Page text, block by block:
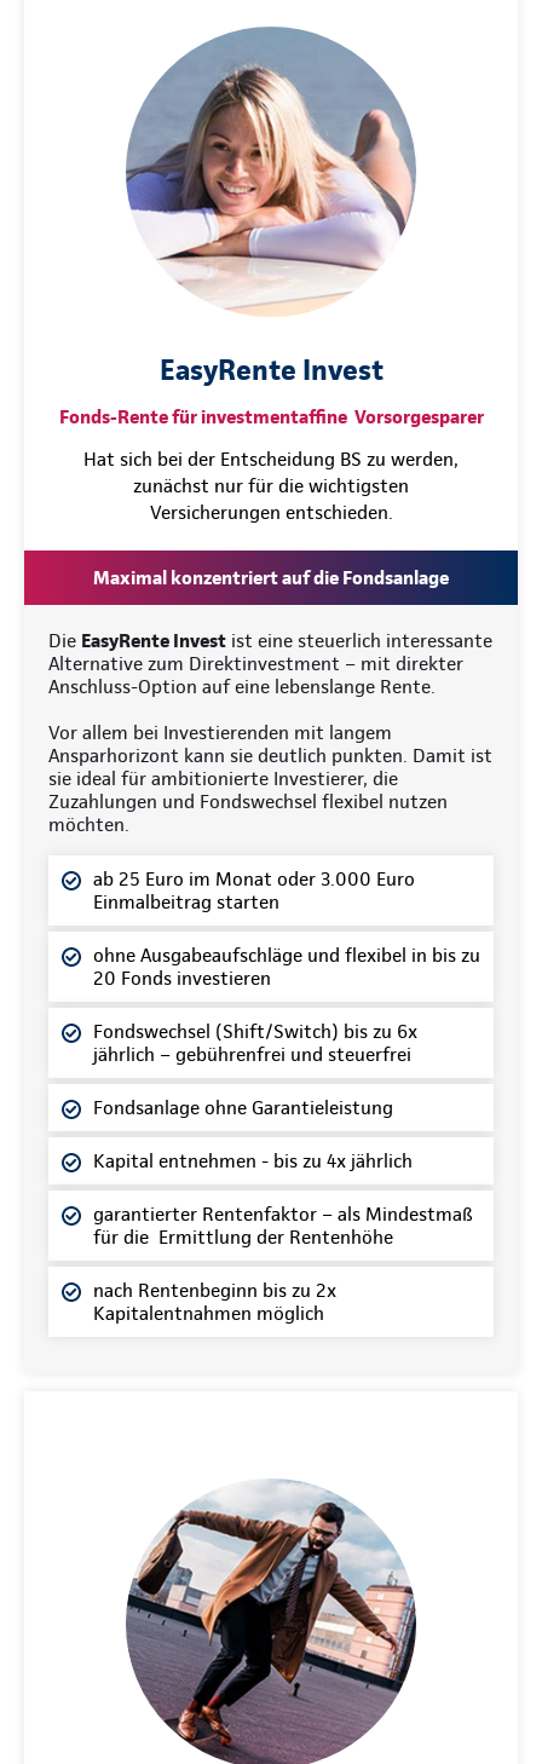
EasyRente Invest
Fonds-Rente für investmentaffine Vorsorgesparer
Hat sich bei der Entscheidung BS zu werden,
zunächst nur für die wichtigsten
Versicherungen entschieden.
Maximal konzentriert auf die Fondsanlage
Die EasyRente Invest ist eine steuerlich interessante
Alternative zum Direktinvestment – mit direkter
Anschluss-Option auf eine lebenslange Rente.
Vor allem bei Investierenden mit langem
Ansparhorizont kann sie deutlich punkten. Damit ist
sie ideal für ambitionierte Investierer, die
Zuzahlungen und Fondswechsel flexibel nutzen
möchten.
ab 25 Euro im Monat oder 3.000 Euro
Einmalbeitrag starten
ohne Ausgabeaufschläge und flexibel in bis zu
20 Fonds investieren
Fondswechsel (Shift/Switch) bis zu 6x
jährlich – gebührenfrei und steuerfrei
Fondsanlage ohne Garantieleistung
Kapital entnehmen - bis zu 4x jährlich
garantierter Rentenfaktor – als Mindestmaß
für die Ermittlung der Rentenhöhe
nach Rentenbeginn bis zu 2x
Kapitalentnahmen möglich